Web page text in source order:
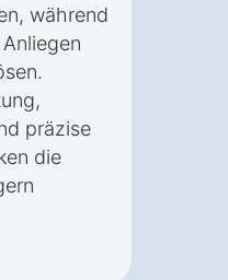
während
präzise
die